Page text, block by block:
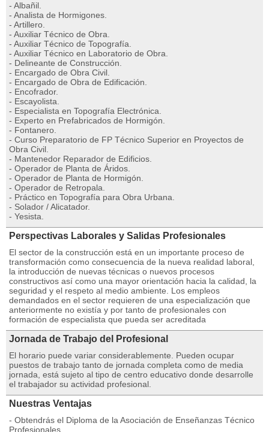
- Albañil.
- Analista de Hormigones.
- Artillero.
- Auxiliar Técnico de Obra.
- Auxiliar Técnico de Topografía.
- Auxiliar Técnico en Laboratorio de Obra.
- Delineante de Construcción.
- Encargado de Obra Civil.
- Encargado de Obra de Edificación.
- Encofrador.
- Escayolista.
- Especialista en Topografía Electrónica.
- Experto en Prefabricados de Hormigón.
- Fontanero.
- Curso Preparatorio de FP Técnico Superior en Proyectos de
Obra Civil.
- Mantenedor Reparador de Edificios.
- Operador de Planta de Áridos.
- Operador de Planta de Hormigón.
- Operador de Retropala.
- Práctico en Topografía para Obra Urbana.
- Solador / Alicatador.
- Yesista.
Perspectivas Laborales y Salidas Profesionales
El sector de la construcción está en un importante proceso de
transformación como consecuencia de la nueva realidad laboral,
la introducción de nuevas técnicas o nuevos procesos
constructivos así como una mayor orientación hacia la calidad, la
seguridad y el respeto al medio ambiente. Los empleos
demandados en el sector requieren de una especialización que
anteriormente no existía y por tanto de profesionales con
formación de especialista que pueda ser acreditada
Jornada de Trabajo del Profesional
El horario puede variar considerablemente. Pueden ocupar
puestos de trabajo tanto de jornada completa como de media
jornada, está sujeto al tipo de centro educativo donde desarrolle
el trabajador su actividad profesional.
Nuestras Ventajas
- Obtendrás el Diploma de la Asociación de Enseñanzas Técnico
Profesionales.